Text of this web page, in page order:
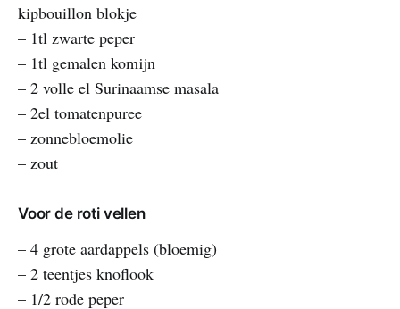
kipbouillon blokje
– 1tl zwarte peper
– 1tl gemalen komijn
– 2 volle el Surinaamse masala
– 2el tomatenpuree
– zonnebloemolie
– zout
Voor de roti vellen
– 4 grote aardappels (bloemig)
– 2 teentjes knoflook
– 1/2 rode peper